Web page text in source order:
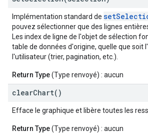
Implémentation standard de
pouvez sélectionner que des lignes
Les index de ligne de l'objet de sélection
table de données d'origine, quelle que soit
l'utilisateur (trier, pagination, etc.).
Return Type(Type renvoyé) : aucun
clearChart( )
Efface le graphique et libère toutes les
Return Type(Type renvoyé) : aucun